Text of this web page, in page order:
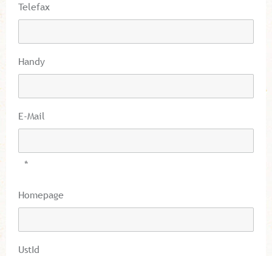
Telefax
Handy
E-Mail
*
Homepage
UstId